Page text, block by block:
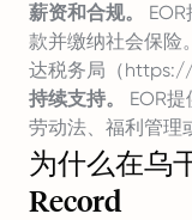
薪资和合规。
款并缴纳社会保险
达税务局（https://
持续支持。
EOR
劳动法、福利管理
为什么在乌
Record